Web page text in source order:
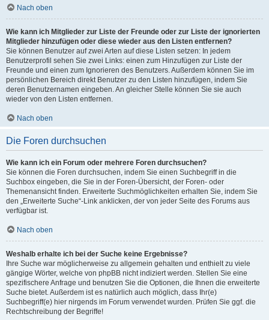
Nach oben
Wie kann ich Mitglieder zur Liste der Freunde oder zur Liste der ignorierten
Mitglieder hinzufügen oder diese wieder aus den Listen entfernen?
Sie können Benutzer auf zwei Arten auf diese Listen setzen: In jedem
Benutzerprofil sehen Sie zwei Links: einen zum Hinzufügen zur Liste der
Freunde und einen zum Ignorieren des Benutzers. Außerdem können Sie im
persönlichen Bereich direkt Benutzer zu den Listen hinzufügen, indem Sie
deren Benutzernamen eingeben. An gleicher Stelle können Sie sie auch
wieder von den Listen entfernen.
Nach oben
Die Foren durchsuchen
Wie kann ich ein Forum oder mehrere Foren durchsuchen?
Sie können die Foren durchsuchen, indem Sie einen Suchbegriff in die
Suchbox eingeben, die Sie in der Foren-Übersicht, der Foren- oder
Themenansicht finden. Erweiterte Suchmöglichkeiten erhalten Sie, indem Sie
den „Erweiterte Suche“-Link anklicken, der von jeder Seite des Forums aus
verfügbar ist.
Nach oben
Weshalb erhalte ich bei der Suche keine Ergebnisse?
Ihre Suche war möglicherweise zu allgemein gehalten und enthielt zu viele
gängige Wörter, welche von phpBB nicht indiziert werden. Stellen Sie eine
spezifischere Anfrage und benutzen Sie die Optionen, die Ihnen die erweiterte
Suche bietet. Außerdem ist es natürlich auch möglich, dass Ihr(e)
Suchbegriff(e) hier nirgends im Forum verwendet wurden. Prüfen Sie ggf. die
Rechtschreibung der Begriffe!